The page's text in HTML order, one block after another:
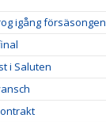
igång försäsongen
i Saluten